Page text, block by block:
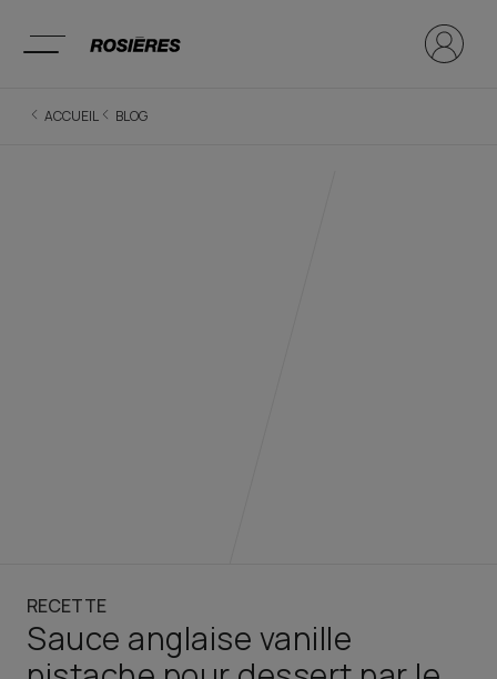
ACCUEIL BLOG
RECETTE
Sauce anglaise vanille